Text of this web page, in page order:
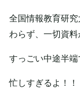
全国情報教育研
わらず、一切資
すっごい中途半端
忙しすぎるよ！！